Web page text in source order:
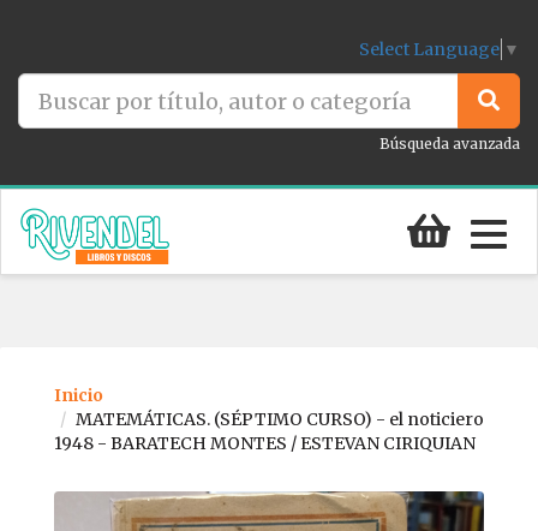
Select Language ▼
Búsqueda avanzada
Inicio
MATEMÁTICAS. (SÉPTIMO CURSO) - el noticiero
1948 - BARATECH MONTES / ESTEVAN CIRIQUIAN